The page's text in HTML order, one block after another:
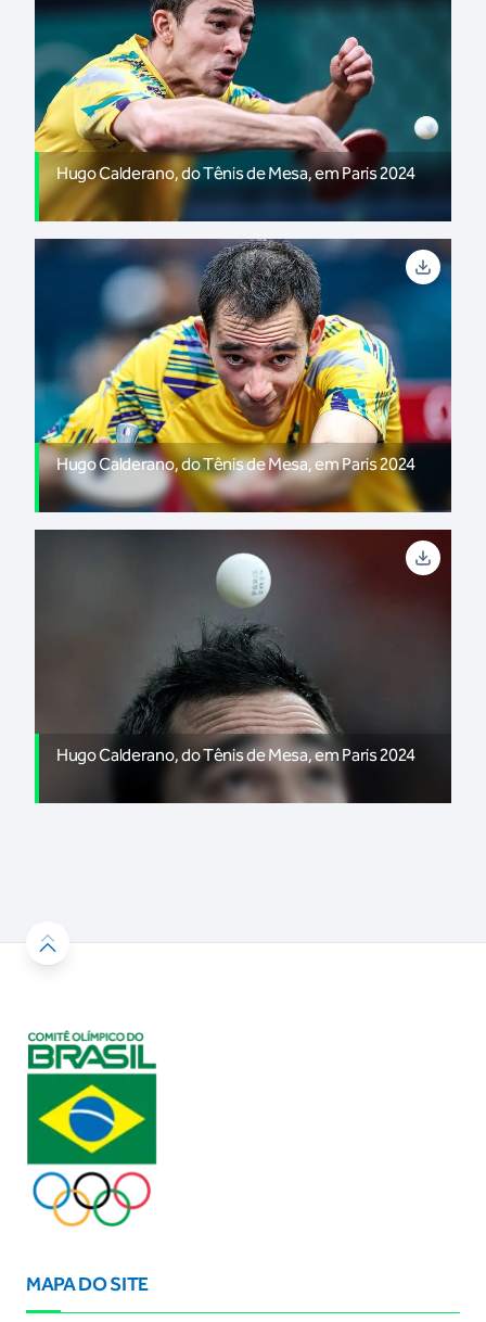
Hugo Calderano, do Tênis de Mesa, em Paris 2024
Hugo Calderano, do Tênis de Mesa, em Paris 2024
Hugo Calderano, do Tênis de Mesa, em Paris 2024
MAPA DO SITE